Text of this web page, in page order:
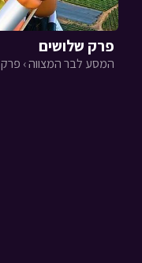
פרק שלושים
המסע לבר המצווה › פרק 30